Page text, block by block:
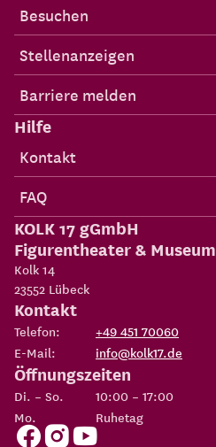
Besuchen
Stellenanzeigen
Barriere melden
Hilfe
Kontakt
FAQ
KOLK 17 gGmbH
Figurentheater & Museum
Kolk 14
23552 Lübeck
Kontakt
Telefon:
+49 451 70060
E-Mail:
info@kolk17.de
Öffnungszeiten
Di. – So.
10:00 – 17:00
Mo.
Ruhetag